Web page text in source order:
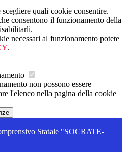
quali cookie consentire.
consentono il funzionamento della
necessari al funzionamento potete
.
non possono essere
l'elenco nella pagina della cookie
Statale "SOCRATE-